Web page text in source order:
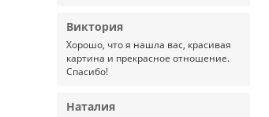
Виктория
Хорошо, что я нашла вас, красивая
картина и прекрасное отношение.
Спасибо!
Наталия